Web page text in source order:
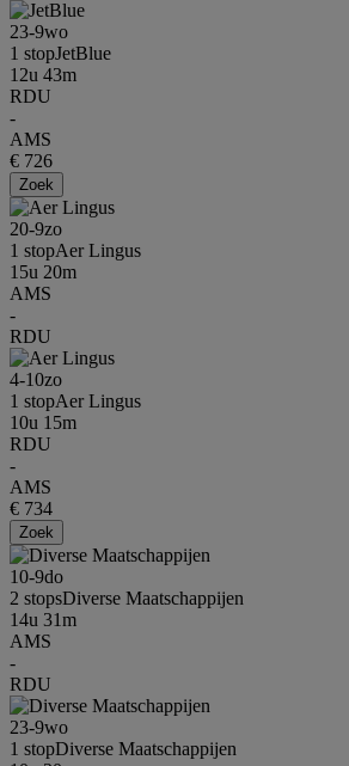
23-9wo
1 stopJetBlue
12u 43m
RDU
-
AMS
€ 726
Zoek
20-9zo
1 stopAer Lingus
15u 20m
AMS
-
RDU
4-10zo
1 stopAer Lingus
10u 15m
RDU
-
AMS
€ 734
Zoek
10-9do
2 stopsDiverse Maatschappijen
14u 31m
AMS
-
RDU
23-9wo
1 stopDiverse Maatschappijen